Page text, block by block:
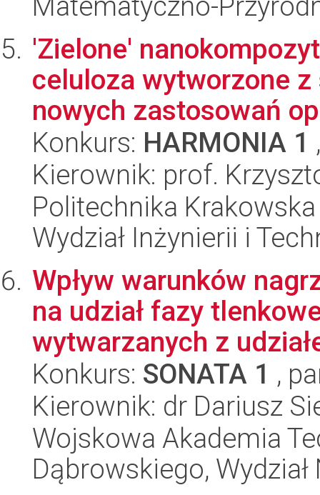
'Zielone'
celuloza wytworzone
nowych zastosowań
Konkurs: HARMONIA 1
Kierownik: prof.
Politechnika
Wydział Inżynierii i
Wpływ warunków
na udział fazy
wytwarzanych z
Konkurs: SONATA 1 ,
Kierownik: dr Dariusz
Wojskowa Akademia
Dąbrowskiego,